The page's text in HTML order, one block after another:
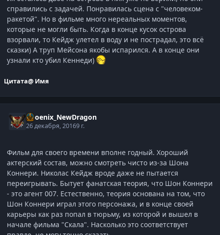
справились с задачей. Понравилась сцена с "человеком-
ракетой". Но в фильме много нереальных моментов,
которые не могли быть. Когда в конце кусок острова
взорвали, то Кейдж улетел в воду и не пострадал, это всё
сказки) А труп Мейсона якобы испарился. А в конце они
узнали кто убил Кеннеди)
Цитата@ Имя
Phoenix_NewDragon
26 декабря, 20169 г.
Фильм для своего времени вполне годный. Хороший
актерский состав, можно смотреть чисто из-за Шона
Коннери. Николас Кейдж вроде даже не пытается
переигрывать. Бытует фанатская теория, что Шон Коннери
- это агент 007. Естественно, теория основана на том, что
Шон Коннери играл этого персонажа, и в конце своей
карьеры как раз попал в тюрьму, из которой и вышел в
начале фильма "Скала". Насколько это соответствует